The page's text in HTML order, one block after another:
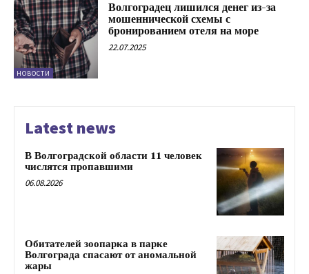
НОВОСТИ
Волгоградец лишился денег из-за
мошеннической схемы с
бронированием отеля на море
22.07.2025
Latest news
В Волгоградской области 11 человек
числятся пропавшими
06.08.2026
Обитателей зоопарка в парке
Волгограда спасают от аномальной
жары